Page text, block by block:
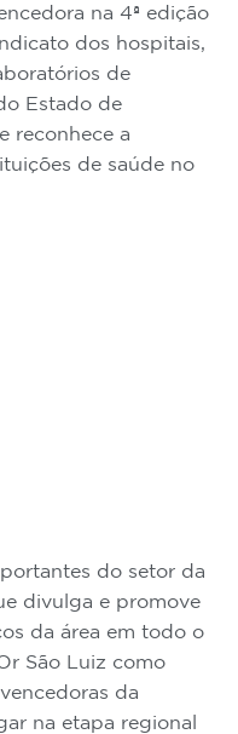
na 4ª edição
dos hospitais,
de
Estado de
reconhece a
de saúde no
do setor da
divulga e promove
da área em todo o
São Luiz como
da
na etapa regional